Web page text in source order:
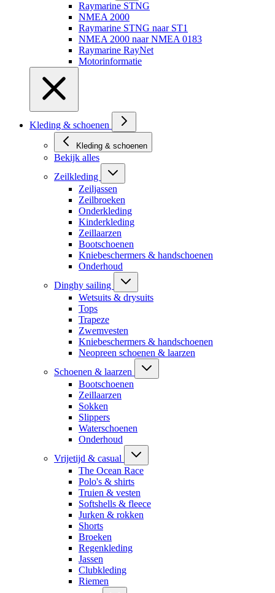
Raymarine STNG
NMEA 2000
Raymarine STNG naar ST1
NMEA 2000 naar NMEA 0183
Raymarine RayNet
Motorinformatie
Kleding & schoenen
Kleding & schoenen
Bekijk alles
Zeilkleding
Zeiljassen
Zeilbroeken
Onderkleding
Kinderkleding
Zeillaarzen
Bootschoenen
Kniebeschermers & handschoenen
Onderhoud
Dinghy sailing
Wetsuits & drysuits
Tops
Trapeze
Zwemvesten
Kniebeschermers & handschoenen
Neopreen schoenen & laarzen
Schoenen & laarzen
Bootschoenen
Zeillaarzen
Sokken
Slippers
Waterschoenen
Onderhoud
Vrijetijd & casual
The Ocean Race
Polo's & shirts
Truien & vesten
Softshells & fleece
Jurken & rokken
Shorts
Broeken
Regenkleding
Jassen
Clubkleding
Riemen